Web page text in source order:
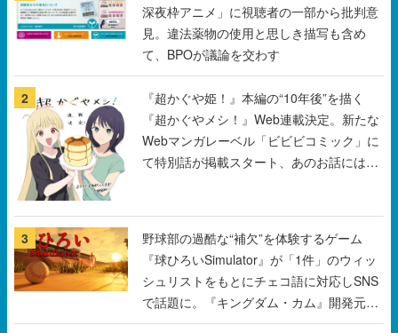
深夜枠アニメ」に視聴者の一部から批判意
見。違法薬物の使用と思しき描写も含め
て、BPOが議論を交わす
2
『超かぐや姫！』本編の“10年後”を描く
『超かぐやメシ！』Web連載決定。新たな
Webマンガレーベル「ビビビコミック」に
て特別話が掲載スタート、あのお話には…
3
野球部の過酷な“補欠”を体験するゲーム
『球ひろいSimulator』が「1件」のウィッ
シュリストをもとにチェコ語に対応しSNS
で話題に。『キングダム・カム』開発元や
チェコのプロ野球選手から称賛の声